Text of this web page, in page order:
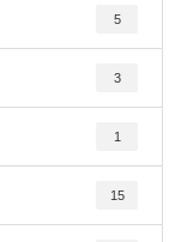
5
3
1
15